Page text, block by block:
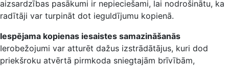
aizsardzības pasākumi ir nepieciešami, lai nodrošinātu, ka
radītāji var turpināt dot ieguldījumu kopienā.
Iespējama kopienas iesaistes samazināšanās
Ierobežojumi var atturēt dažus izstrādātājus, kuri dod
priekšroku atvērtā pirmkoda sniegtajām brīvībām,